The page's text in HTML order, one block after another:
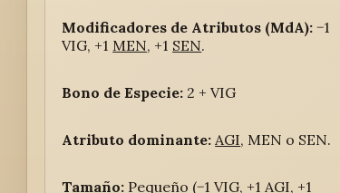
Modificadores de Atributos (MdA): −1
VIG, +1 MEN, +1 SEN.
Bono de Especie: 2 + VIG
Atributo dominante: AGI, MEN o SEN.
Tamaño: Pequeño (−1 VIG, +1 AGI, +1